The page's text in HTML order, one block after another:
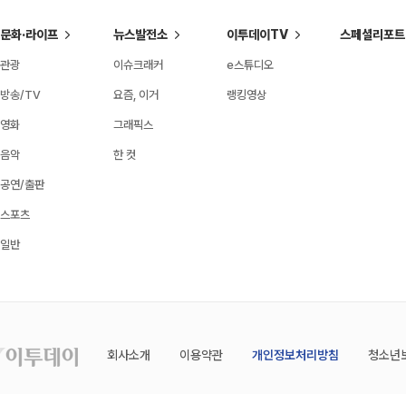
문화·라이프
관광
방송/TV
영화
음악
공연/출판
스포츠
일반
뉴스발전소
이슈크래커
요즘, 이거
그래픽스
한 컷
이투데이TV
e스튜디오
랭킹영상
스페셜리포트
회사소개 이용약관 개인정보처리방침 청소년